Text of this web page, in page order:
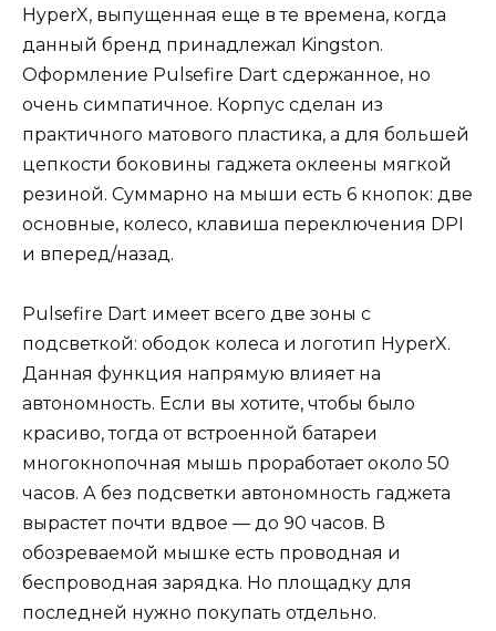
HyperX, выпущенная еще в те времена, когда
данный бренд принадлежал Kingston.
Оформление Pulsefire Dart сдержанное, но
очень симпатичное. Корпус сделан из
практичного матового пластика, а для большей
цепкости боковины гаджета оклеены мягкой
резиной. Суммарно на мыши есть 6 кнопок: две
основные, колесо, клавиша переключения DPI
и вперед/назад.
Pulsefire Dart имеет всего две зоны с
подсветкой: ободок колеса и логотип HyperX.
Данная функция напрямую влияет на
автономность. Если вы хотите, чтобы было
красиво, тогда от встроенной батареи
многокнопочная мышь проработает около 50
часов. А без подсветки автономность гаджета
вырастет почти вдвое — до 90 часов. В
обозреваемой мышке есть проводная и
беспроводная зарядка. Но площадку для
последней нужно покупать отдельно.